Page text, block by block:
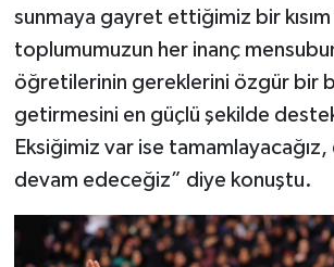
sunmaya gayret ettiğimiz bir
toplumumuzun her inanç
öğretilerinin gereklerini özgür bir
getirmesini en güçlü şekilde
Eksiğimiz var ise
devam edeceğiz” diye konuştu.